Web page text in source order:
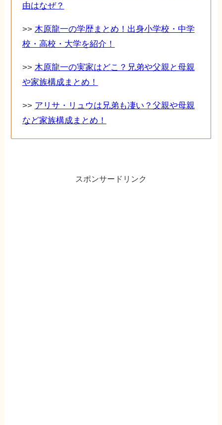
由はなぜ？
>> 木原龍一の学歴まとめ！出身小学校・中学
校・高校・大学を紹介！
>> 木原龍一の実家はどこ？兄弟や父親と母親
や家族構成まとめ！
>> アリサ・リュウは兄弟も凄い？父親や母親
など家族構成まとめ！
スポンサードリンク